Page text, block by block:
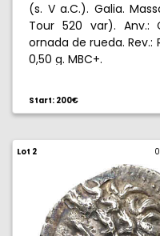
(s. V a.C.). Galia.
Tour 520 var). Anv.:
ornada de rueda.
0,50 g. MBC+.
Start: 200€
Lot 2